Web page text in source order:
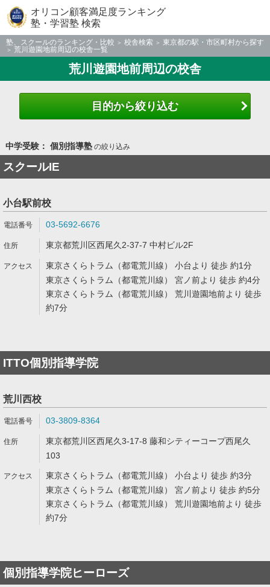
オリコン顧客満足度ランキング
塾・学習塾 検索
塾、スクールのランキング・比較 校舎検索
東京都の駅・市区町村から探す
荒川遊園地前周辺の校舎一覧
荒川遊園地前周辺の校舎
目的から絞り込む
中学受験： 個別指導塾の絞り込み
スクールIE
小台駅前校
03-5692-6676
東京都荒川区西尾久2-37-7 中村ビル2F
東京さくらトラム（都電荒川線） 小台より 徒歩 約1分
東京さくらトラム（都電荒川線） 宮ノ前より 徒歩 約4分
東京さくらトラム（都電荒川線） 荒川遊園地前より 徒歩
約7分
ITTO個別指導学院
荒川西校
03-3809-8364
東京都荒川区西尾久3-17-8 藤和シティーコープ西尾久
103
東京さくらトラム（都電荒川線） 小台より 徒歩 約3分
東京さくらトラム（都電荒川線） 宮ノ前より 徒歩 約5分
東京さくらトラム（都電荒川線） 荒川遊園地前より 徒歩
約7分
個別指導学院ヒーローズ